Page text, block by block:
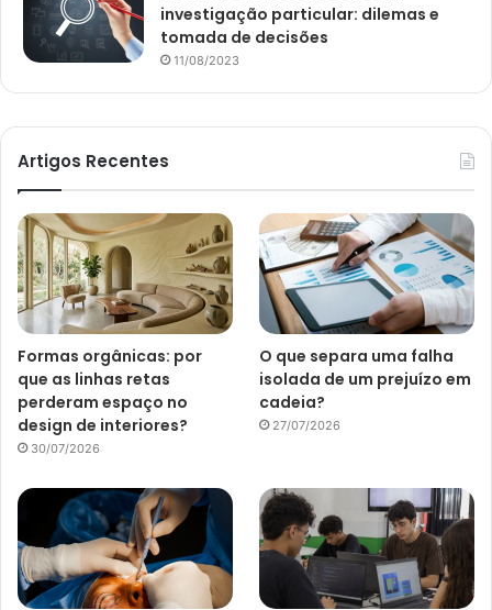
investigação particular: dilemas e
tomada de decisões
11/08/2023
Artigos Recentes
Formas orgânicas: por
que as linhas retas
perderam espaço no
design de interiores?
30/07/2026
O que separa uma falha
isolada de um prejuízo em
cadeia?
27/07/2026